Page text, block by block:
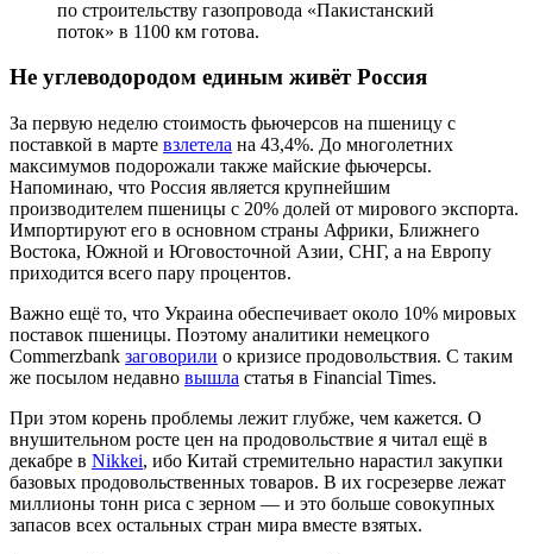
по строительству газопровода «Пакистанский
поток» в 1100 км готова.
Не углеводородом единым живёт Россия
За первую неделю стоимость фьючерсов на пшеницу с
поставкой в марте взлетела на 43,4%. До многолетних
максимумов подорожали также майские фьючерсы.
Напоминаю, что Россия является крупнейшим
производителем пшеницы с 20% долей от мирового экспорта.
Импортируют его в основном страны Африки, Ближнего
Востока, Южной и Юговосточной Азии, СНГ, а на Европу
приходится всего пару процентов.
Важно ещё то, что Украина обеспечивает около 10% мировых
поставок пшеницы. Поэтому аналитики немецкого
Commerzbank заговорили о кризисе продовольствия. С таким
же посылом недавно вышла статья в Financial Times.
При этом корень проблемы лежит глубже, чем кажется. О
внушительном росте цен на продовольствие я читал ещё в
декабре в Nikkei, ибо Китай стремительно нарастил закупки
базовых продовольственных товаров. В их госрезерве лежат
миллионы тонн риса с зерном — и это больше совокупных
запасов всех остальных стран мира вместе взятых.